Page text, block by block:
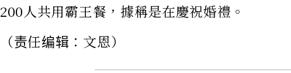
200人共用霸王餐，據稱是在慶祝婚禮。
（责任编辑：文恩）